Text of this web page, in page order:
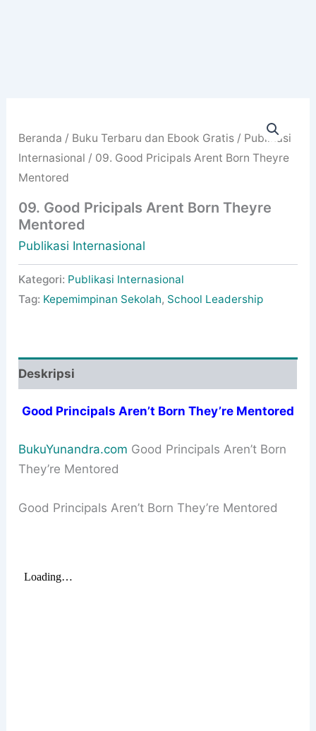
Beranda / Buku Terbaru dan Ebook Gratis / Publikasi
Internasional / 09. Good Pricipals Arent Born Theyre
Mentored
09. Good Pricipals Arent Born Theyre
Mentored
Publikasi Internasional
Kategori: Publikasi Internasional
Tag: Kepemimpinan Sekolah, School Leadership
Deskripsi
Good Principals Aren’t Born They’re Mentored
BukuYunandra.com Good Principals Aren’t Born
They’re Mentored
Good Principals Aren’t Born They’re Mentored